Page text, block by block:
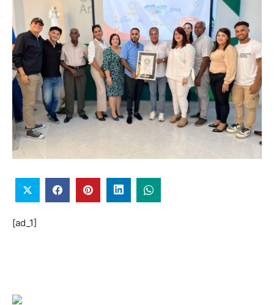
[ad_1]